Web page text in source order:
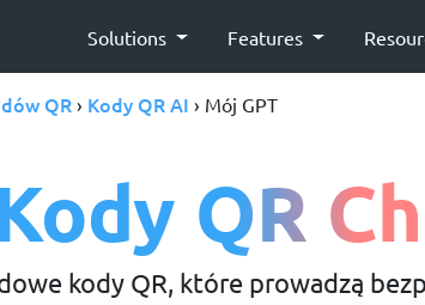
Solutions Features
QR› Kody QR AI › Mój GPT
QR
kody QR, które prowadzą